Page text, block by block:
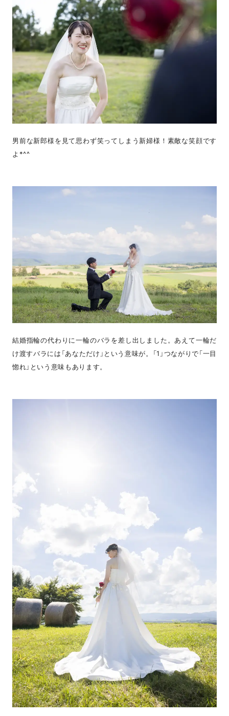
男前な新郎様を見て思わず笑ってしまう新婦様！素敵な笑顔です
よ*^^
結婚指輪の代わりに一輪のバラを差し出しました。あえて一輪だ
け渡すバラには「あなただけ」という意味が。「1」つながりで「一目
惚れ」という意味もあります。